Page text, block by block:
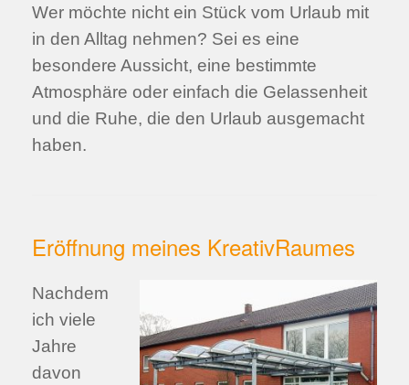
Wer möchte nicht ein Stück vom Urlaub mit
in den Alltag nehmen? Sei es eine
besondere Aussicht, eine bestimmte
Atmosphäre oder einfach die Gelassenheit
und die Ruhe, die den Urlaub ausgemacht
haben.
Eröffnung meines KreativRaumes
Nachdem
ich viele
Jahre
davon